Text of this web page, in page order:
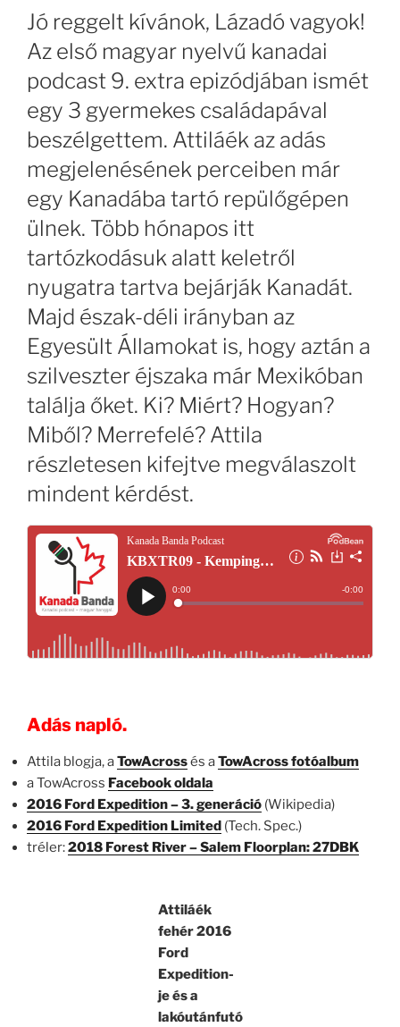
Jó reggelt kívánok, Lázadó vagyok!
Az első magyar nyelvű kanadai
podcast 9. extra epizódjában ismét
egy 3 gyermekes családapával
beszélgettem. Attiláék az adás
megjelenésének perceiben már
egy Kanadába tartó repülőgépen
ülnek. Több hónapos itt
tartózkodásuk alatt keletről
nyugatra tartva bejárják Kanadát.
Majd észak-déli irányban az
Egyesült Államokat is, hogy aztán a
szilveszter éjszaka már Mexikóban
találja őket. Ki? Miért? Hogyan?
Miből? Merrefelé? Attila
részletesen kifejtve megválaszolt
mindent kérdést.
Adás napló.
Attila blogja, aTowAcrossés aTowAcross fotóalbum
a TowAcross Facebook oldala
2016 Ford Expedition – 3. generáció (Wikipedia)
2016 Ford Expedition Limited (Tech. Spec.)
tréler:2018 Forest River – Salem Floorplan: 27DBK
Attiláék
fehér 2016
Ford
Expedition-
je és a
lakóutánfutó